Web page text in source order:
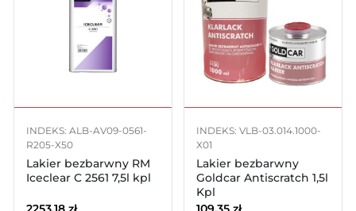
INDEKS: ALB-AV09-0561-
R205-X50
Lakier bezbarwny RM
Iceclear C 2561 7,5l kpl
INDEKS: VLB-03.014.1000-
X01
Lakier bezbarwny
Goldcar Antiscratch 1,5l
Kpl